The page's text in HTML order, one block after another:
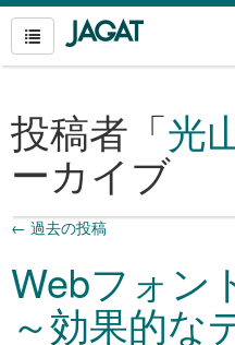
投稿者「光
ーカイブ
← 過去の投稿
Webフォン
～効果的な